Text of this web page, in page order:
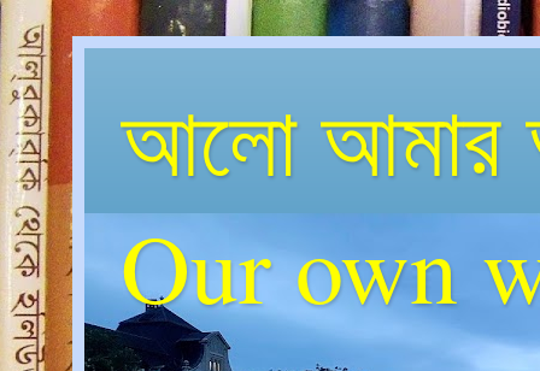
আলো আমার
Our own